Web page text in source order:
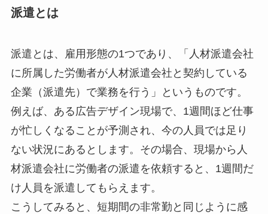
派遣とは
派遣とは、雇用形態の1つであり、「人材派遣会社
に所属した労働者が人材派遣会社と契約している
企業（派遣先）で業務を行う」というものです。
例えば、ある広告デザイン現場で、1週間ほど仕事
が忙しくなることが予測され、今の人員では足り
ない状況にあるとします。その場合、現場から人
材派遣会社に労働者の派遣を依頼すると、1週間だ
け人員を派遣してもらえます。
こうしてみると、短期間の非常勤と同じように感